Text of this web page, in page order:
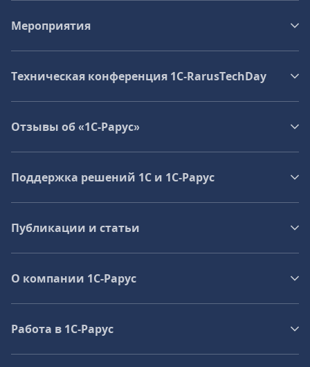
Мероприятия
Техническая конференция 1C‑RarusTechDay
Отзывы об «1С-Рарус»
Поддержка решений 1С и 1С‑Рарус
Публикации и статьи
О компании 1C-Рарус
Работа в 1С‑Рарус